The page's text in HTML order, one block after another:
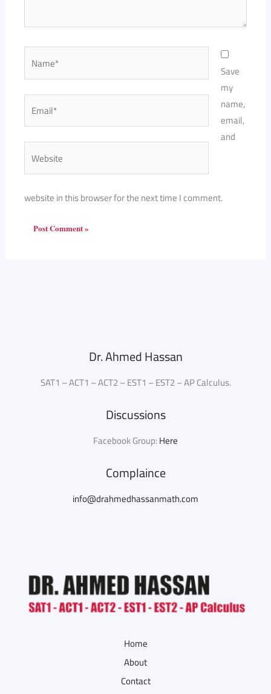
Save
my
name,
email,
and
website in this browser for the next time I comment.
Dr. Ahmed Hassan
SAT1 – ACT1 – ACT2 – EST1 – EST2 – AP Calculus.
Discussions
Facebook Group:Here
Complaince
info@drahmedhassanmath.com
Home
About
Contact